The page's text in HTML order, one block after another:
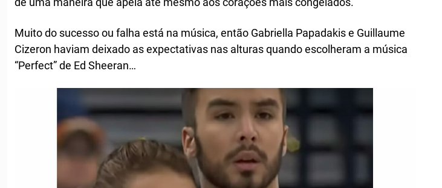
Muito do sucesso ou falha está na música, então Gabriella Papadakis e Guillaume
Cizeron haviam deixado as expectativas nas alturas quando escolheram a música
“Perfect” de Ed Sheeran…